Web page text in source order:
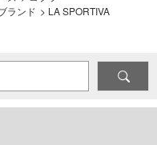
ランド > LA SPORTIVA